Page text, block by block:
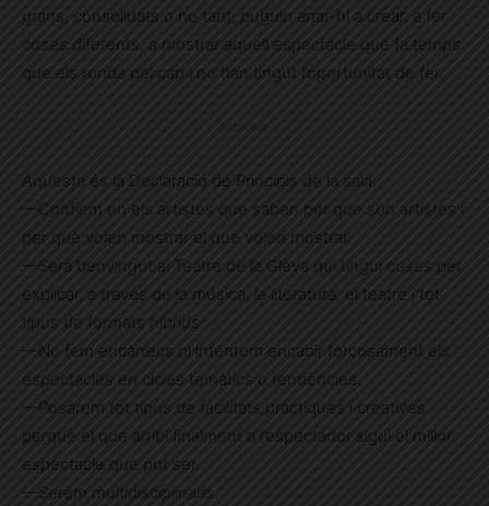
grans, consolidats o no tant, puguin anar-hi a crear, a fer
coses diferents, a mostrar aquell espectacle que fa temps
que els ronda pel cap i no han tingut l’oportunitat de fer.
Publicitat
Aquesta és la Declaració de Principis de la sala:
—Confiem en els artistes que saben per què són artistes i
per què volen mostrar el que volen mostrar.
—Serà benvingut al Teatre de la Gleva qui tingui coses per
explicar, a través de la música, la literatura, el teatre i tot
tipus de formats híbrids.
—No fem encàrrecs ni intentem encabir forçosament els
espectacles en cicles temàtics o tendències.
—Posarem tot tipus de facilitats pràctiques i creatives
perquè el que arribi finalment a l’espectador sigui el millor
espectacle que pot ser.
—Serem multidisciplinaris.